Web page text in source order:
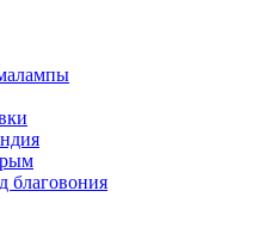
благовония